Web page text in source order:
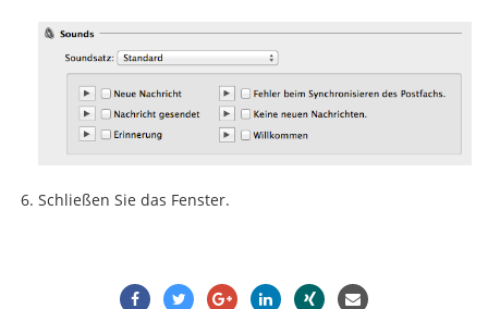
Schließen Sie das Fenster.